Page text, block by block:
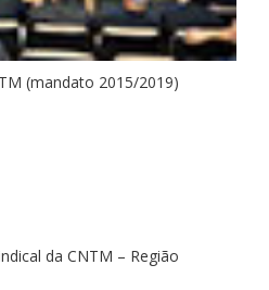
(mandato 2015/2019)
da CNTM – Região